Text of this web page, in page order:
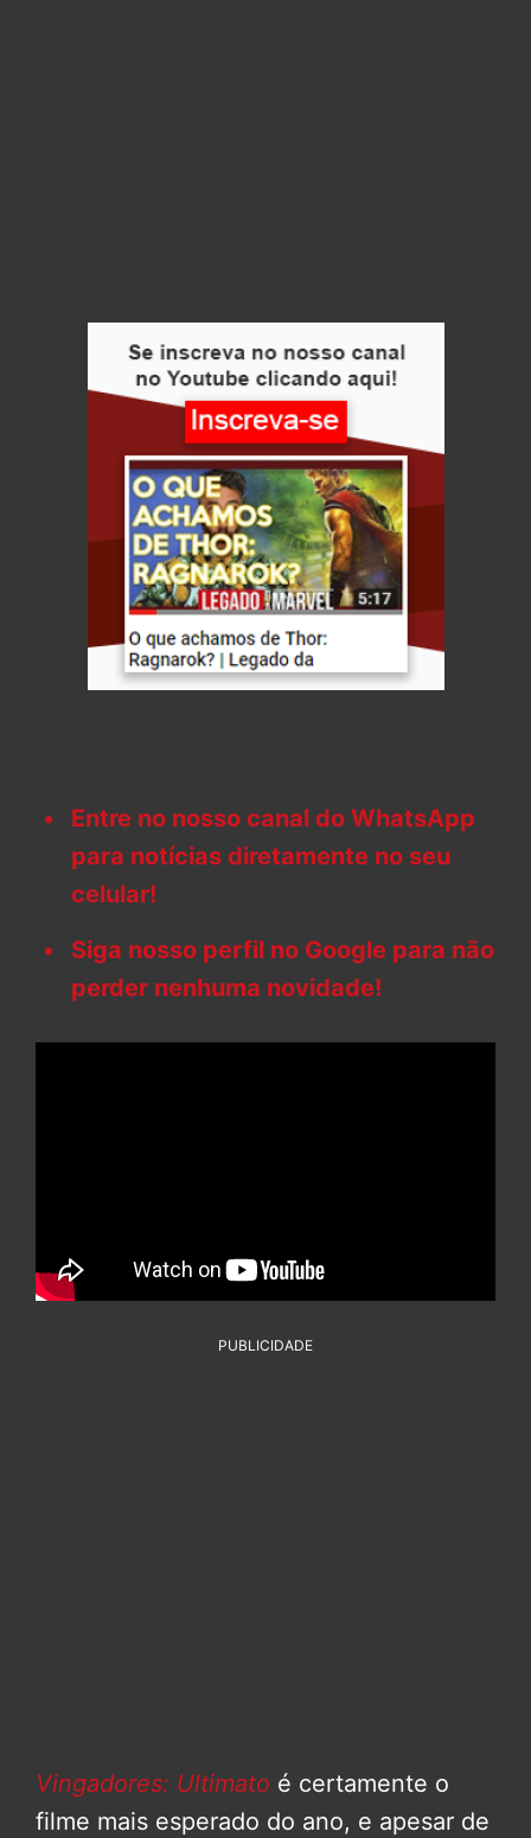
Entre no nosso canal do WhatsApp
para notícias diretamente no seu
celular!
Siga nosso perfil no Google para não
perder nenhuma novidade!
PUBLICIDADE
Vingadores: Ultimato é certamente o
filme mais esperado do ano, e apesar de